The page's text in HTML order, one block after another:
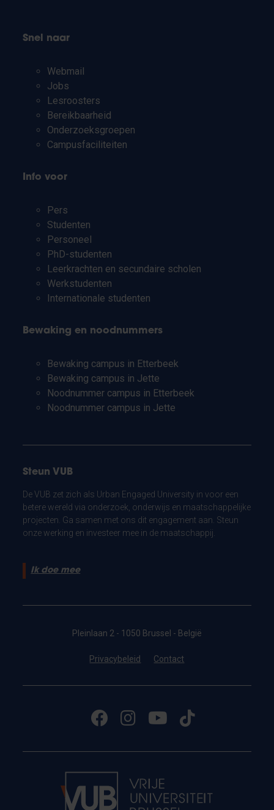
Snel naar
Webmail
Jobs
Lesroosters
Bereikbaarheid
Onderzoeksgroepen
Campusfaciliteiten
Info voor
Pers
Studenten
Personeel
PhD-studenten
Leerkrachten en secundaire scholen
Werkstudenten
Internationale studenten
Bewaking en noodnummers
Bewaking campus in Etterbeek
Bewaking campus in Jette
Noodnummer campus in Etterbeek
Noodnummer campus in Jette
Steun VUB
De VUB zet zich als Urban Engaged University in voor een
betere wereld via onderzoek, onderwijs en maatschappelijke
projecten. Ga samen met ons dit engagement aan. Steun
onze werking en investeer mee in de maatschappij.
Ik doe mee
Pleinlaan 2 - 1050 Brussel - België
Privacybeleid Contact